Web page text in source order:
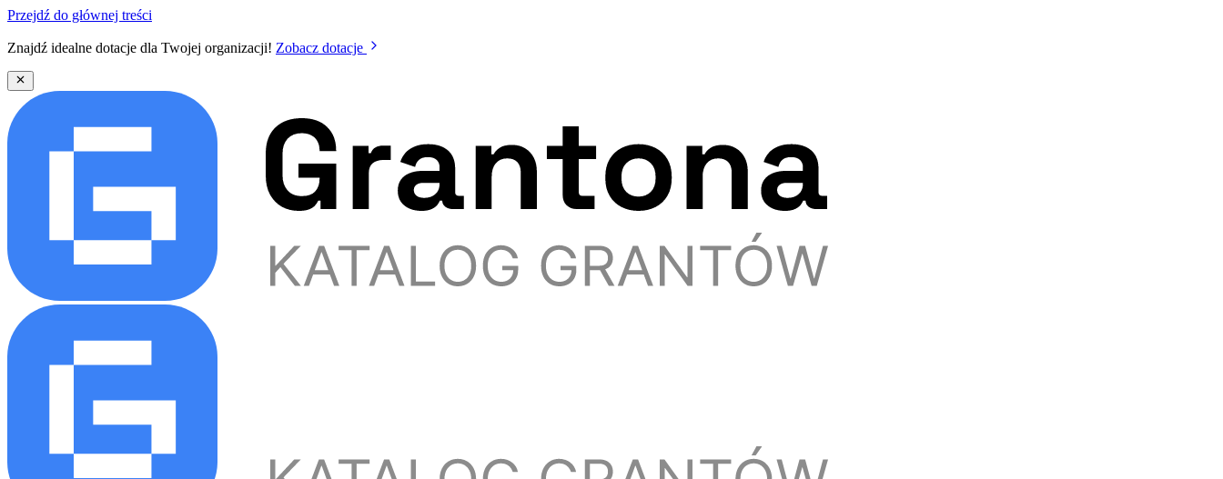
Przejdź do głównej treści
Znajdź idealne dotacje dla Twojej organizacji! Zobacz dotacje